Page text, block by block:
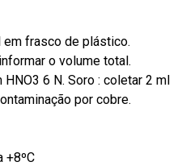
em frasco de plástico.
o volume total.
6 N. Soro : coletar 2 ml
por cobre.
+8ºC